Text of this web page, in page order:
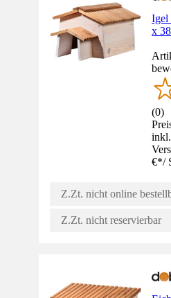
Igel
x
(0)
€*/
Z.Zt. nicht online
Z.Zt. nicht reservierbar